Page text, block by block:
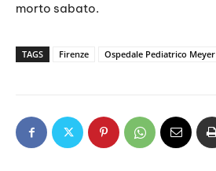
morto sabato.
TAGS Firenze Ospedale Pediatrico Meyer